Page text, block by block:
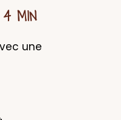
4 MIN
une